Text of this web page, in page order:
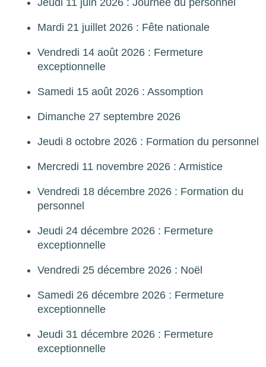
Mardi 21 juillet 2026 : Fête nationale
Vendredi 14 août 2026 : Fermeture
exceptionnelle
Samedi 15 août 2026 : Assomption
Dimanche 27 septembre 2026
Jeudi 8 octobre 2026 : Formation du personnel
Mercredi 11 novembre 2026 : Armistice
Vendredi 18 décembre 2026 : Formation du
personnel
Jeudi 24 décembre 2026 : Fermeture
exceptionnelle
Vendredi 25 décembre 2026 : Noël
Samedi 26 décembre 2026 : Fermeture
exceptionnelle
Jeudi 31 décembre 2026 : Fermeture
exceptionnelle